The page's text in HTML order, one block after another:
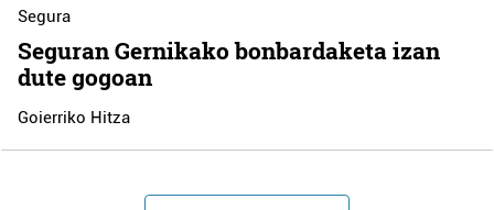
Segura
Seguran Gernikako bonbardaketa izan
dute gogoan
Goierriko Hitza